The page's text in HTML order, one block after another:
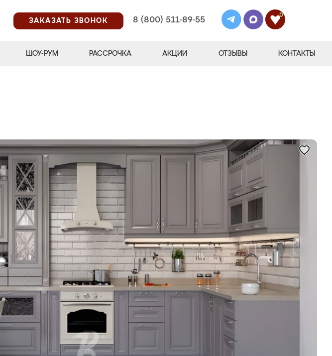
ЗАКАЗАТЬ ЗВОНОК
8 (800) 511-89-55
0
ШОУ-РУМ РАССРОЧКА АКЦИИ ОТЗЫВЫ КОНТАКТЫ